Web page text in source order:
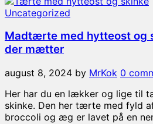
Uncategorized
Madtærte med hytteost og
der mætter
august 8, 2024 by MrKok 0
Her har du en lækker og lige til
skinke. Den her tærte med fyld
broccoli og æg er lavet på en